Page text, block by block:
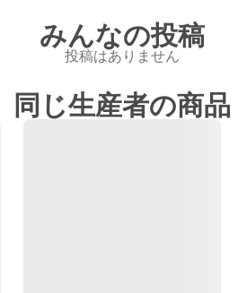
みんなの投稿
投稿はありません
同じ生産者の商品